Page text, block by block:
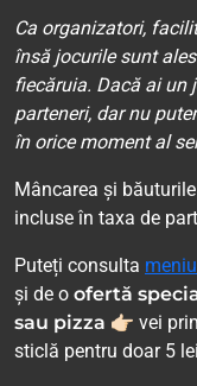
Ca organizatori,
însă jocurile sunt
fiecăruia. Dacă ai un
parteneri, dar nu
în orice moment al
Mâncarea și
incluse în taxa de
Puteți consulta
și de o ofertă
sau pizza 👉🏻 vei
sticlă pentru doar 5